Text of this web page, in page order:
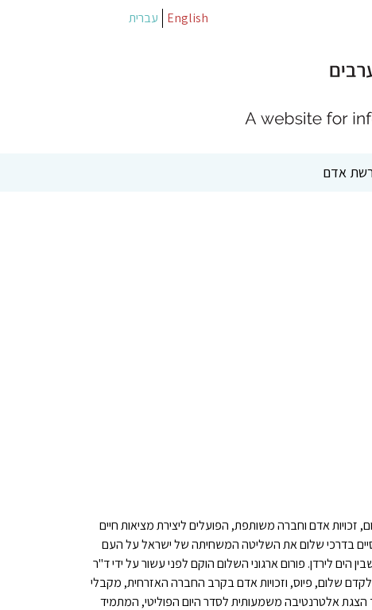
English עברית
אדם
זכויות אדם וחברה משותפת, הפועלים ליצירת מציאות חיים
בדרכי שלום את השליטה המשחיתה של ישראל על העם
הים לירדן. פורום ארגוני השלום הוקם לפני עשור על ידי ד"ר
שלום, פיוס, וזכויות אדם בקרב החברה האזרחית, מקבלי
הצגת אלטרנטיבה משמעותית לסדר היום הפוליטי, המתמיד